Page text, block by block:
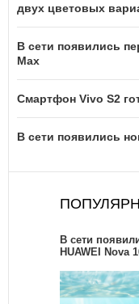
двух цветовых
В сети появились
Max
Смартфон Vivo S2
В сети появились
В сети
HUAWEI Nova